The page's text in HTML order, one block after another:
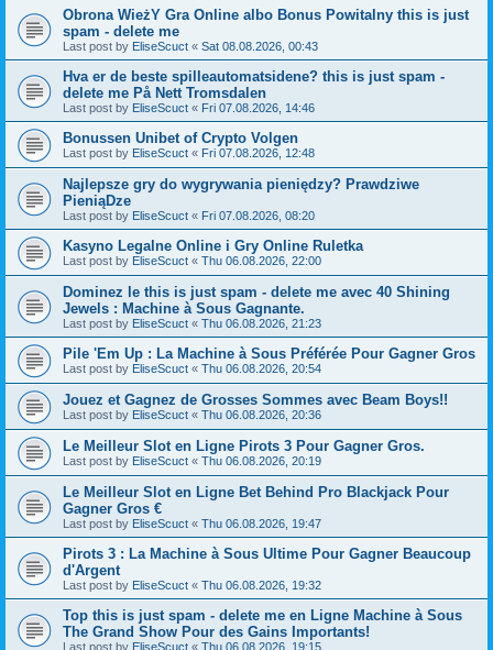
Obrona WieżY Gra Online albo Bonus Powitalny this is just
spam - delete me
Last post by EliseScuct « Sat 08.08.2026, 00:43
Hva er de beste spilleautomatsidene? this is just spam -
delete me På Nett Tromsdalen
Last post by EliseScuct « Fri 07.08.2026, 14:46
Bonussen Unibet of Crypto Volgen
Last post by EliseScuct « Fri 07.08.2026, 12:48
Najlepsze gry do wygrywania pieniędzy? Prawdziwe
PieniąDze
Last post by EliseScuct « Fri 07.08.2026, 08:20
Kasyno Legalne Online i Gry Online Ruletka
Last post by EliseScuct « Thu 06.08.2026, 22:00
Dominez le this is just spam - delete me avec 40 Shining
Jewels : Machine à Sous Gagnante.
Last post by EliseScuct « Thu 06.08.2026, 21:23
Pile 'Em Up : La Machine à Sous Préférée Pour Gagner Gros
Last post by EliseScuct « Thu 06.08.2026, 20:54
Jouez et Gagnez de Grosses Sommes avec Beam Boys!!
Last post by EliseScuct « Thu 06.08.2026, 20:36
Le Meilleur Slot en Ligne Pirots 3 Pour Gagner Gros.
Last post by EliseScuct « Thu 06.08.2026, 20:19
Le Meilleur Slot en Ligne Bet Behind Pro Blackjack Pour
Gagner Gros €
Last post by EliseScuct « Thu 06.08.2026, 19:47
Pirots 3 : La Machine à Sous Ultime Pour Gagner Beaucoup
d'Argent
Last post by EliseScuct « Thu 06.08.2026, 19:32
Top this is just spam - delete me en Ligne Machine à Sous
The Grand Show Pour des Gains Importants!
Last post by EliseScuct « Thu 06.08.2026, 19:15